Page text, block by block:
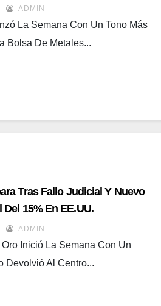
ADMIN
La Semana Con Un Tono Más
Bolsa De Metales...
Tras Fallo Judicial Y Nuevo
15% En EE.UU.
ADMIN
Inició La Semana Con Un
Devolvió Al Centro...